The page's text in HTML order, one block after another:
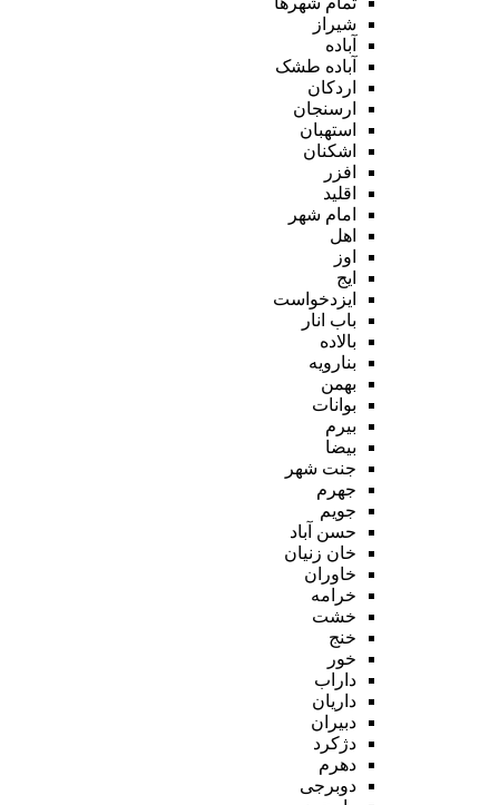
شیراز
آباده
آباده طشک
اردکان
ارسنجان
استهبان
اشکنان
افزر
اقلید
امام شهر
اهل
اوز
ایج
ایزدخواست
باب انار
بالاده
بنارویه
بهمن
بوانات
بیرم
بیضا
جنت شهر
جهرم
جویم
حسن آباد
خان زنیان
خاوران
خرامه
خشت
خنج
خور
داراب
داریان
دبیران
دژکرد
دهرم
دوبرجی